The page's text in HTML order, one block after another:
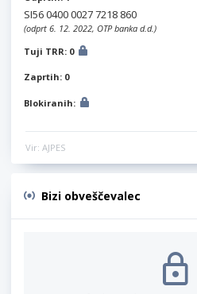
SI56 0400 0027 7218 860
(odprt 6. 12. 2022, OTP banka d.d.)
Tuji TRR: 0
Zaprtih: 0
Blokiranih:
Vir: AJPES
Bizi obveščevalec